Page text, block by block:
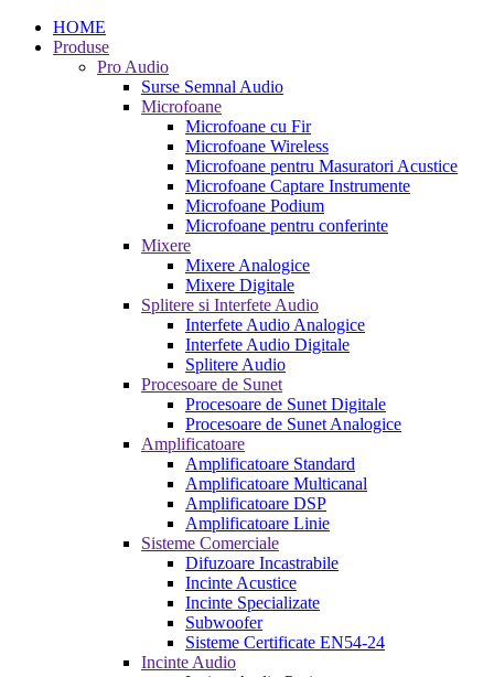
HOME
Produse
Pro Audio
Surse Semnal Audio
Microfoane
Microfoane cu Fir
Microfoane Wireless
Microfoane pentru Masuratori Acustice
Microfoane Captare Instrumente
Microfoane Podium
Microfoane pentru conferinte
Mixere
Mixere Analogice
Mixere Digitale
Splitere si Interfete Audio
Interfete Audio Analogice
Interfete Audio Digitale
Splitere Audio
Procesoare de Sunet
Procesoare de Sunet Digitale
Procesoare de Sunet Analogice
Amplificatoare
Amplificatoare Standard
Amplificatoare Multicanal
Amplificatoare DSP
Amplificatoare Linie
Sisteme Comerciale
Difuzoare Incastrabile
Incinte Acustice
Incinte Specializate
Subwoofer
Sisteme Certificate EN54-24
Incinte Audio